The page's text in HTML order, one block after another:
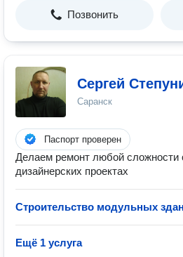
Позвонить
Сергей
Саранск
Паспорт проверен
Делаем ремонт любой сложности
дизайнерских проектах
Строительство модульных
Ещё 1 услуга